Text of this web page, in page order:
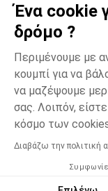
Ένα cookie
δρόμο ?
Περιμένουμε με
κουμπί για να
να μαζέψουμε
σας. Λοιπόν,
κόσμο των
Διαβάζω την πολιτική
Ροζ
H Orchestra
μεσολάβησης της